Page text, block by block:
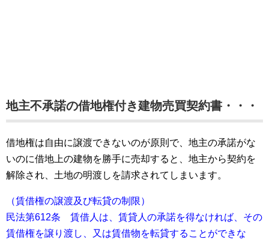
地主不承諾の借地権付き建物売買契約書・・・
借地権は自由に譲渡できないのが原則で、地主の承諾がな
いのに借地上の建物を勝手に売却すると、地主から契約を
解除され、土地の明渡しを請求されてしまいます。
（賃借権の譲渡及び転貸の制限）
民法第612条 賃借人は、賃貸人の承諾を得なければ、その
賃借権を譲り渡し、又は賃借物を転貸することができな